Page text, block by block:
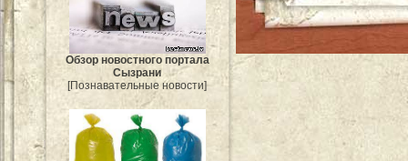
Обзор новостного портала
Сызрани
[Познавательные новости]